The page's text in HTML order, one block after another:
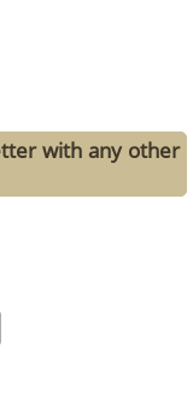
with any other